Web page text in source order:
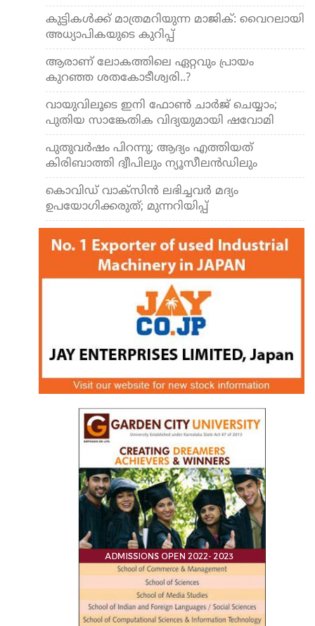
കുട്ടികള്‍ക്ക് മാത്രമറിയുന്ന മാജിക്: വൈറലായി
അധ്യാപികയുടെ കുറിപ്പ്
ആരാണ് ലോകത്തിലെ ഏറ്റവും പ്രായം
കുറഞ്ഞ ശതകോടീശ്വരി..?
വായുവിലൂടെ ഇനി ഫോണ്‍ ചാര്‍ജ് ചെയ്യാം;
പുതിയ സാങ്കേതിക വിദ്യയുമായി ഷവോമി
പുതുവര്‍ഷം പിറന്നു; ആദ്യം എത്തിയത്
കിരിബാത്തി ദ്വീപിലും ന്യൂസീലന്‍ഡിലും
കൊവിഡ് വാക്സിന്‍ ലഭിച്ചവര്‍ മദ്യം
ഉപയോഗിക്കരുത്; മുന്നറിയിപ്പ്